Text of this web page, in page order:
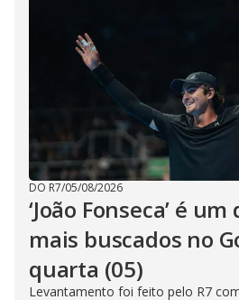
DO R7/05/08/2026
‘João Fonseca’ é
mais buscados no
quarta (05)
Levantamento foi feito pelo R7